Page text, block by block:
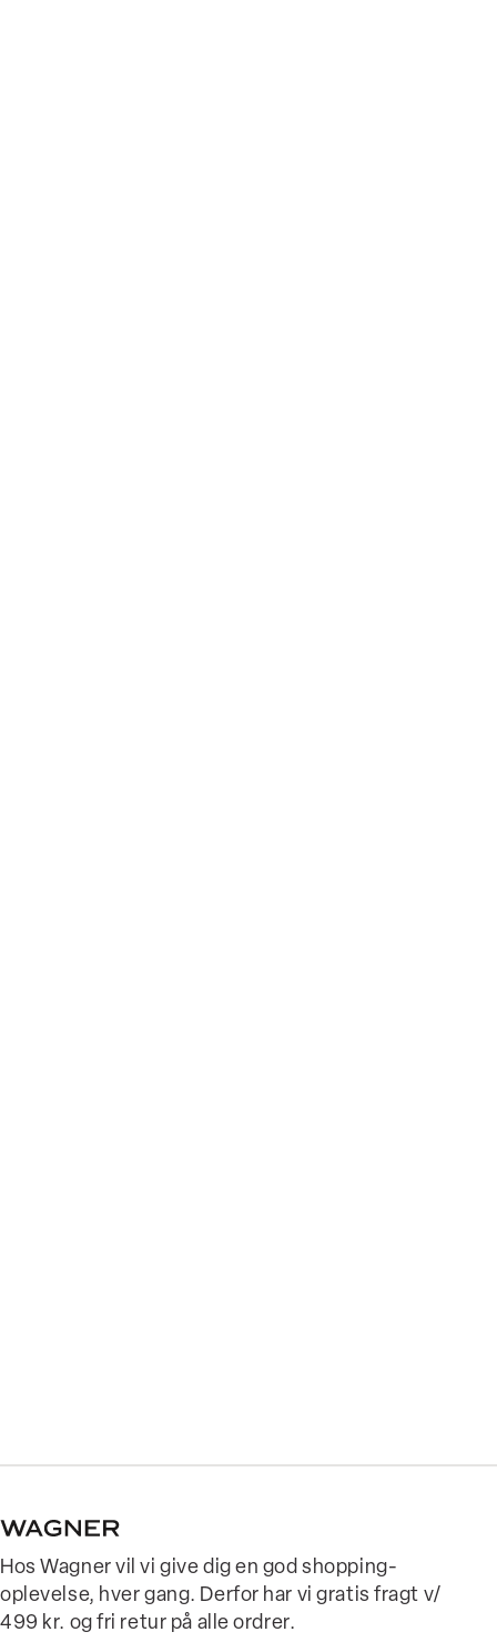
Hos Wagner vil vi give dig en god shopping-
oplevelse, hver gang. Derfor har vi gratis fragt v/
499 kr. og fri retur på alle ordrer.